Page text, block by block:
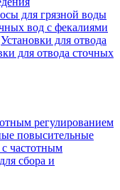
для грязной воды
вод c фекалиями
Установки для отвода
для отвода сточных
регулированием
повысительные
частотным
сбора и